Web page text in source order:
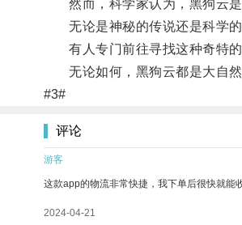
然而，科学家认为，黑狗云是
无论是神秘的传说还是科学的
有人专门前往寻找这种奇特的
无论如何，黑狗云都是大自然
#3#
评论
游客
这款app的物流非常快捷，我下单后很快就能
2024-04-21